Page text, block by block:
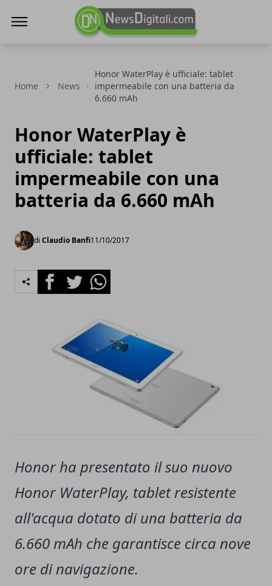
Home News
Honor WaterPlay è ufficiale: tablet
impermeabile con una batteria da
6.660 mAh
Honor WaterPlay è
ufficiale: tablet
impermeabile con una
batteria da 6.660 mAh
di Claudio Banfi11/10/2017
FacebookTwitterWhatsapp
Honor ha presentato il suo nuovo
Honor WaterPlay, tablet resistente
all'acqua dotato di una batteria da
6.660 mAh che garantisce circa nove
ore di navigazione.